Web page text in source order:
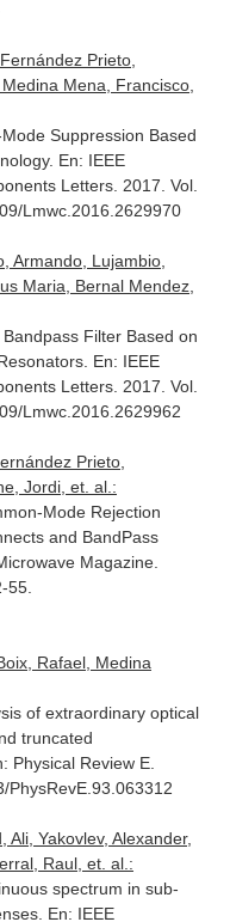
Prieto,
Mena, Francisco,
Suppression Based
En: IEEE
Letters. 2017. Vol.
Lmwc.2016.2629970
Armando, Lujambio,
Maria, Bernal Mendez,
Filter Based on
En: IEEE
Letters. 2017. Vol.
Lmwc.2016.2629962
Prieto,
Jordi, et. al.:
Mode Rejection
and BandPass
Magazine.
55.
Rafael, Medina
of extraordinary optical
truncated
Physical Review E.
PhysRevE.93.063312
Yakovlev, Alexander,
Raul, et. al.:
spectrum in sub-
En: IEEE